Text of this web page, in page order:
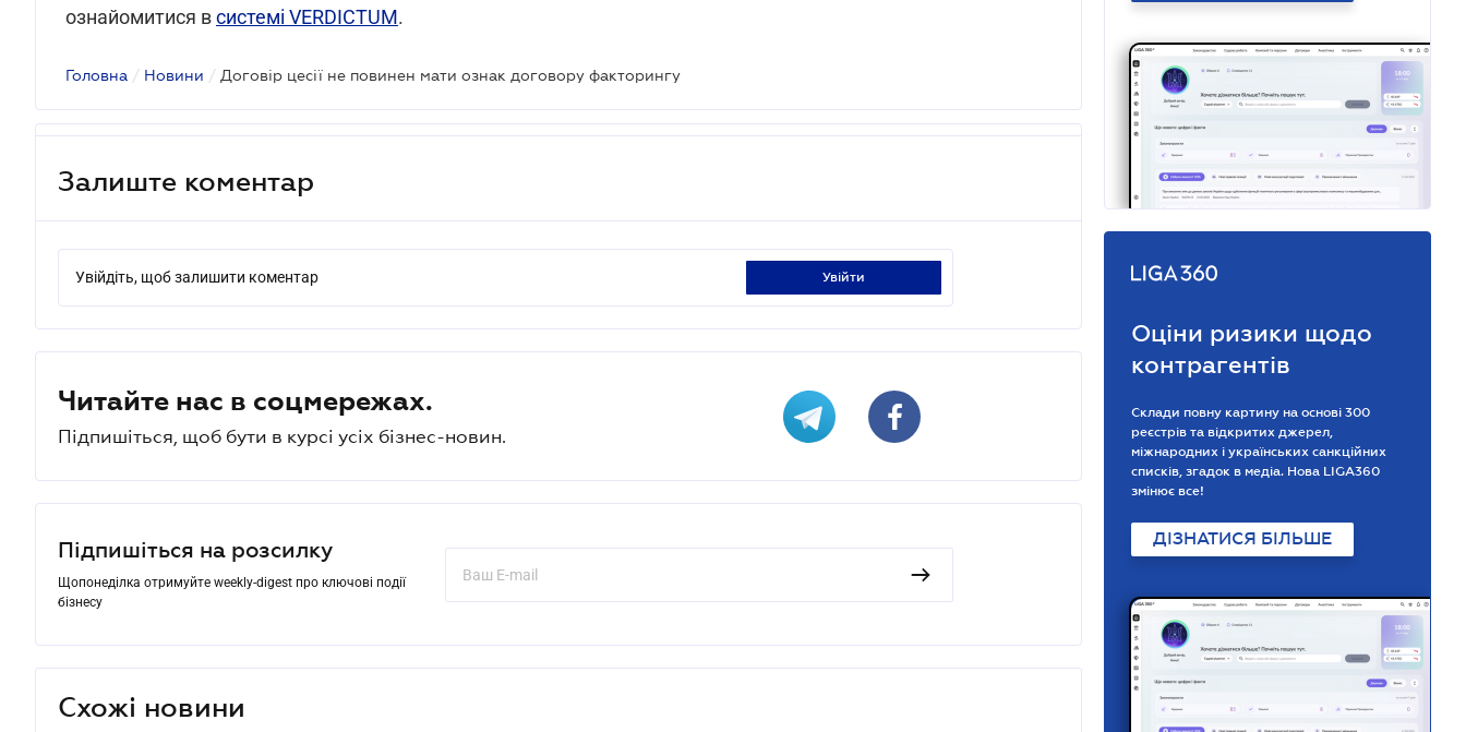
ознайомитися всистемі VERDICTUM.
Головна / Новини / Договір цесії не повинен мати ознак договору факторингу
Залиште коментар
Увійдіть, щоб залишити коментар увійти
Читайте нас в соцмережах.
Підпишіться, щоб бути в курсі усіх бізнес-новин.
Підпишіться на розсилку
Щопонеділка отримуйте weekly-digest про ключові події
бізнесу
Схожі новини
Оціни ризики щодо
контрагентів
Склади повну картину на основі 300
реєстрів та відкритих джерел,
міжнародних і українських санкційних
списків, згадок в медіа. Нова LIGA360
змінює все!
ДІЗНАТИСЯ БІЛЬШЕ